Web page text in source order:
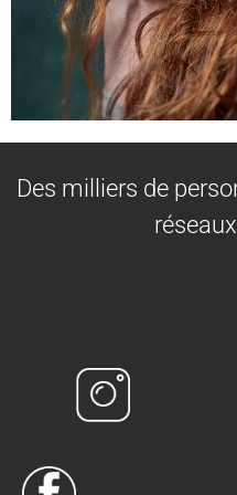
Des milliers de